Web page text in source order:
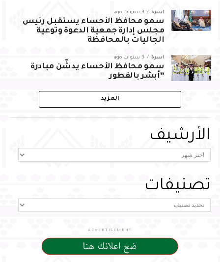
أسرة 3 سنوات ago
سمو محافظ الأحساء يستقبل رئيس
مجلس إدارة جمعية الدعوة وتوعية
الجاليات بالمحافظة
أسرة 3 سنوات ago
سمو محافظ الأحساء يدشّن مبادرة
“أبشر بالفطور
المزيد
الأرشيف
تصنيفات
ADVERTISEMENT